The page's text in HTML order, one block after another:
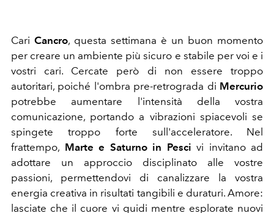
Cari Cancro, questa settimana è un buon momento
per creare un ambiente più sicuro e stabile per voi e i
vostri cari. Cercate però di non essere troppo
autoritari, poiché l'ombra pre-retrograda di Mercurio
potrebbe aumentare l'intensità della vostra
comunicazione, portando a vibrazioni spiacevoli se
spingete troppo forte sull'acceleratore. Nel
frattempo, Marte e Saturno in Pesci vi invitano ad
adottare un approccio disciplinato alle vostre
passioni, permettendovi di canalizzare la vostra
energia creativa in risultati tangibili e duraturi. Amore:
lasciate che il cuore vi guidi mentre esplorate nuovi